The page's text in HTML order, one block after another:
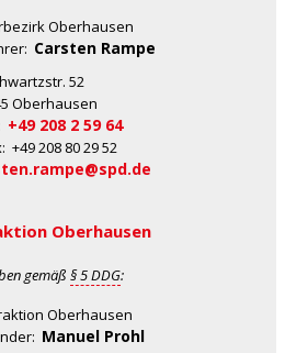
Oberhausen
Carsten Rampe
52
Oberhausen
+49 208 2 59 64
+49 208 80 29 52
Oberhausen
gemäß § 5 DDG:
Oberhausen
Manuel Prohl